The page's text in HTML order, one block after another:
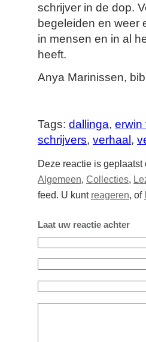
schrijver in de dop.
begeleiden en weer
in mensen en in al
heeft.
Anya Marinissen,
Tags: dallinga, erwin
schrijvers, verhaal ,
Deze reactie is
Algemeen, Collecties,
feed. U kunt reageren, of
Laat uw reactie achter